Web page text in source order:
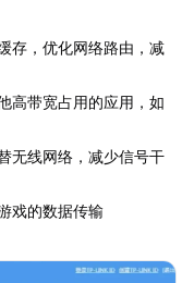
存，优化网络路由，减
高带宽占用的应用，如
无线网络，减少信号干
戏的数据传输